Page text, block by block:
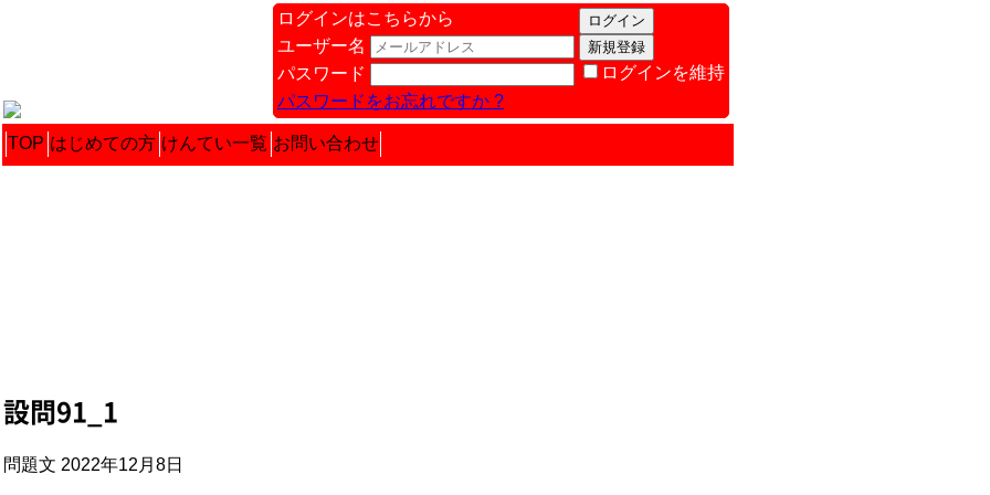
ログインはこちらから
ログインを維持
ユーザー名
パスワード
パスワードをお忘れですか ?
TOP はじめての方 けんてい一覧 お問い合わせ
設問91_1
問題文 2022年12月8日